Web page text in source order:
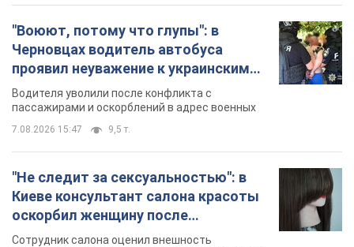
оскорбил женщину после
химиотерапии, разгорелся скандал.
Фото
Сотрудник салона оценил внешность
женщины, заявив, что у нее "мужская стрижка"
8 часов назад 17,5 т.